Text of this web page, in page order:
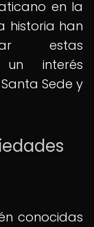
en la
historia han
estas
un interés
Sede y
conocidas